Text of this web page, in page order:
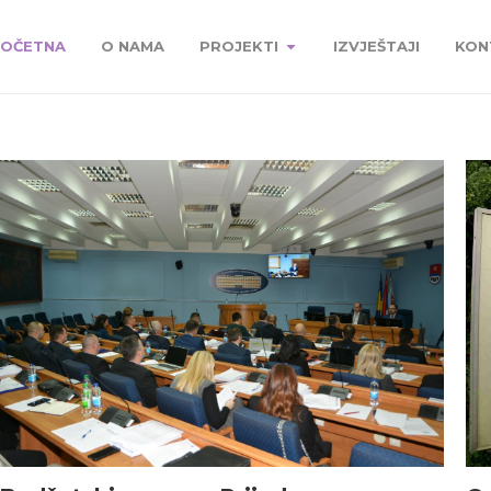
O NAMA PROJEKTI IZVJEŠTAJI